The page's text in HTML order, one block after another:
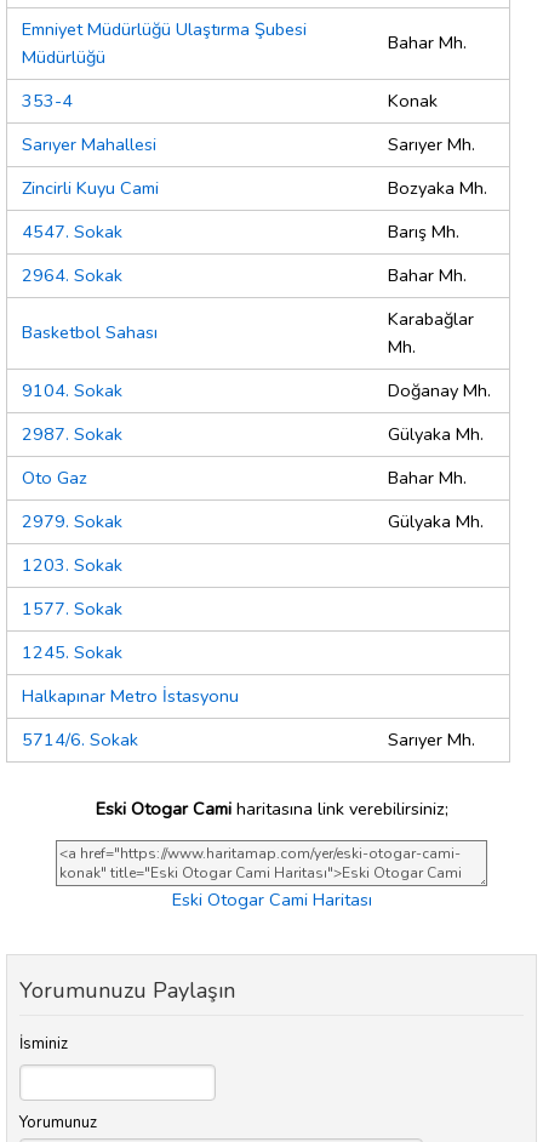
Emniyet Müdürlüğü Ulaştırma Şubesi
Müdürlüğü
Bahar Mh.
353-4
Konak
Sarıyer Mahallesi
Sarıyer Mh.
Zincirli Kuyu Cami
Bozyaka Mh.
4547. Sokak
Barış Mh.
2964. Sokak
Bahar Mh.
Basketbol Sahası
Karabağlar
Mh.
9104. Sokak
Doğanay Mh.
2987. Sokak
Gülyaka Mh.
Oto Gaz
Bahar Mh.
2979. Sokak
Gülyaka Mh.
1203. Sokak
1577. Sokak
1245. Sokak
Halkapınar Metro İstasyonu
5714/6. Sokak
Sarıyer Mh.
Eski Otogar Camiharitasına link verebilirsiniz;
Eski Otogar Cami Haritası
Yorumunuzu Paylaşın
İsminiz
Yorumunuz